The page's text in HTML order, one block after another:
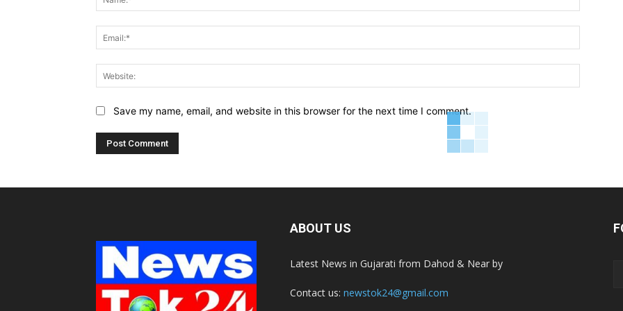
Save my name, email, and website in this browser for the next time I comment.
ABOUT US
Latest News in Gujarati from Dahod & Near by
Contact us: newstok24@gmail.com